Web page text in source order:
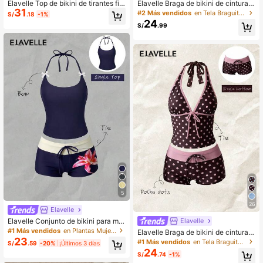
Elavelle Top de bikini de tirantes fin
os con lazo y estampado aleatorio
para mujer, primavera/verano
S/31 .18 -1%
5
Elavelle
Elavelle Conjunto de bikini para muj
er con estampado aleatorio, cuello
halter y decoración de lazo, primav
era/verano
#1 Más vendidos en Plantas Mujeres Tankinis
S/23.59 -20% ¡Últimos 3 días
Elavelle Braga de bikini de cintura a
lta con estampado de moño para m
ujer, primavera/verano
#2 Más vendidos en Tela Braguitas De Bikini De Mujer
S/24.99
26
Elavelle
Elavelle Braga de bikini de cintura a
lta con estampado de lazo para muj
er, primavera/verano
#1 Más vendidos en Tela Braguitas De Bikini De Mujer
S/24.74 -1%